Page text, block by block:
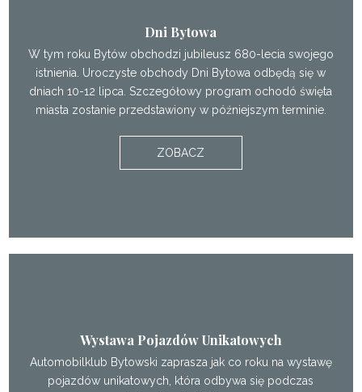
Dni Bytowa
W tym roku Bytów obchodzi jubileusz 680-lecia swojego
istnienia. Uroczyste obchody Dni Bytowa odbędą się w
dniach 10-12 lipca. Szczegółowy program ochodó święta
miasta zostanie przedstawiony w późniejszym terminie.
ZOBACZ
Wystawa Pojazdów Unikatowych
Automobilklub Bytowski zaprasza jak co roku na wystawę
pojazdów unikatowych, która odbywa się podczas